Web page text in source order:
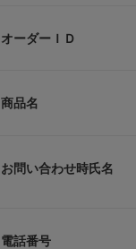
オーダーＩＤ
商品名
お問い合わせ時氏名
電話番号